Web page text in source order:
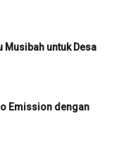
Musibah untuk Desa
Emission dengan